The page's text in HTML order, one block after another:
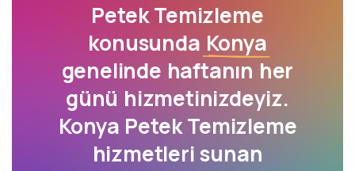
Petek Temizleme
konusunda Konya
genelinde haftanın her
günü hizmetinizdeyiz.
Konya Petek Temizleme
hizmetleri sunan